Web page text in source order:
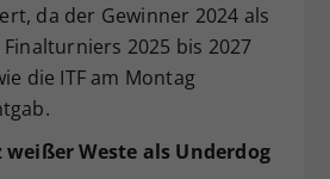
da der Gewinner 2024 als
2025 bis 2027
die ITF am Montag
Weste als Underdog